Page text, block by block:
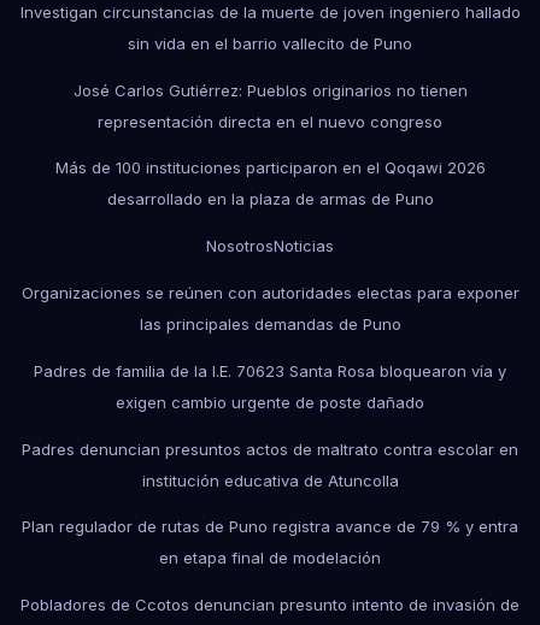
Investigan circunstancias de la muerte de joven ingeniero hallado
sin vida en el barrio vallecito de Puno
José Carlos Gutiérrez: Pueblos originarios no tienen
representación directa en el nuevo congreso
Más de 100 instituciones participaron en el Qoqawi 2026
desarrollado en la plaza de armas de Puno
NosotrosNoticias
Organizaciones se reúnen con autoridades electas para exponer
las principales demandas de Puno
Padres de familia de la I.E. 70623 Santa Rosa bloquearon vía y
exigen cambio urgente de poste dañado
Padres denuncian presuntos actos de maltrato contra escolar en
institución educativa de Atuncolla
Plan regulador de rutas de Puno registra avance de 79 % y entra
en etapa final de modelación
Pobladores de Ccotos denuncian presunto intento de invasión de